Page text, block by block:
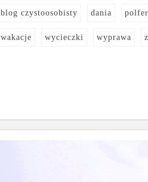
blog czystoosobisty dania
wakacje wycieczki wyprawa